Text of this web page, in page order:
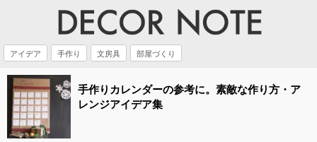
アイデア 手作り 文房具 部屋づくり
手作りカレンダーの参考に。素敵な作り方・ア
レンジアイデア集